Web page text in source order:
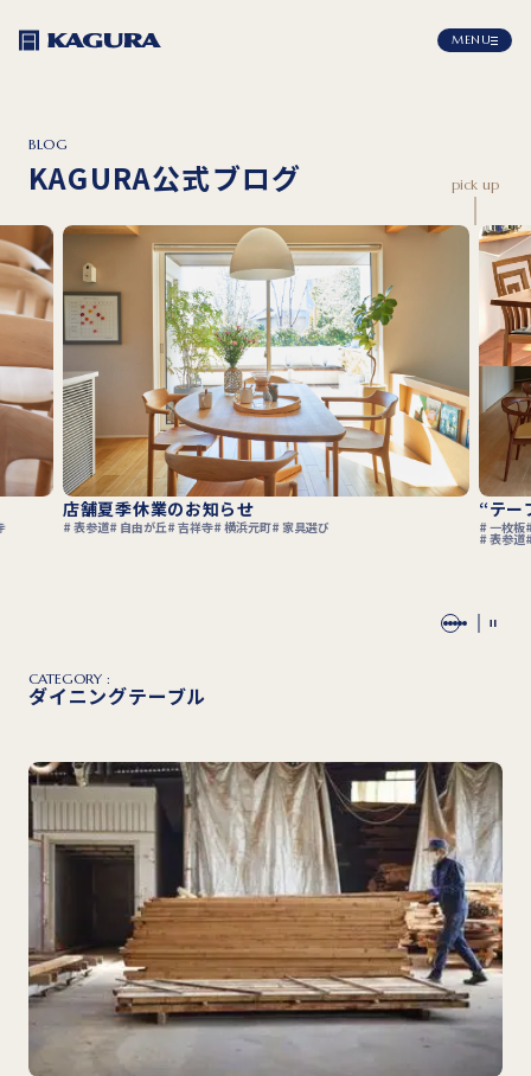
MENU
BLOG
KAGURA公式ブログ pick up
店舗夏季休業のお知らせ
表参道 自由が丘 吉祥寺 横浜元町 家具選び
“テー
一枚板
表参道
CATEGORY :
ダイニングテーブル